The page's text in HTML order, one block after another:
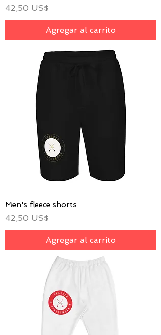
Precio
42,50 US$
Agregar al carrito
Men's fleece shorts
Precio
42,50 US$
Agregar al carrito